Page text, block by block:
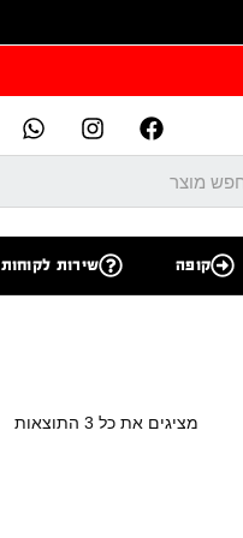
קופה שירות לקוחות
מציגים את כל ⁦3⁩ התוצאות